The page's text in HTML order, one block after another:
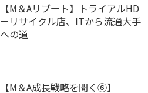
【M＆Aリブート】トライアルHD
－リサイクル店、ITから流通大手
への道
【M＆A 成長戦略を聞く⑥】